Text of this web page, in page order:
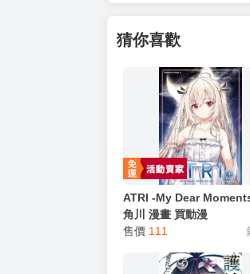
【買動漫提醒您：我們沒
★ 其他說明
．實際上市到貨時間依
．商品如有【現貨】或
．每位客人的訂單大廚
猜你喜歡